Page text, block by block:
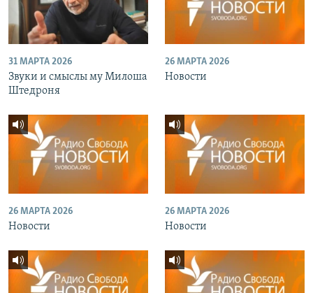
31 МАРТА 2026
Звуки и смыслы му Милоша
Штедроня
26 МАРТА 2026
Новости
26 МАРТА 2026
Новости
26 МАРТА 2026
Новости